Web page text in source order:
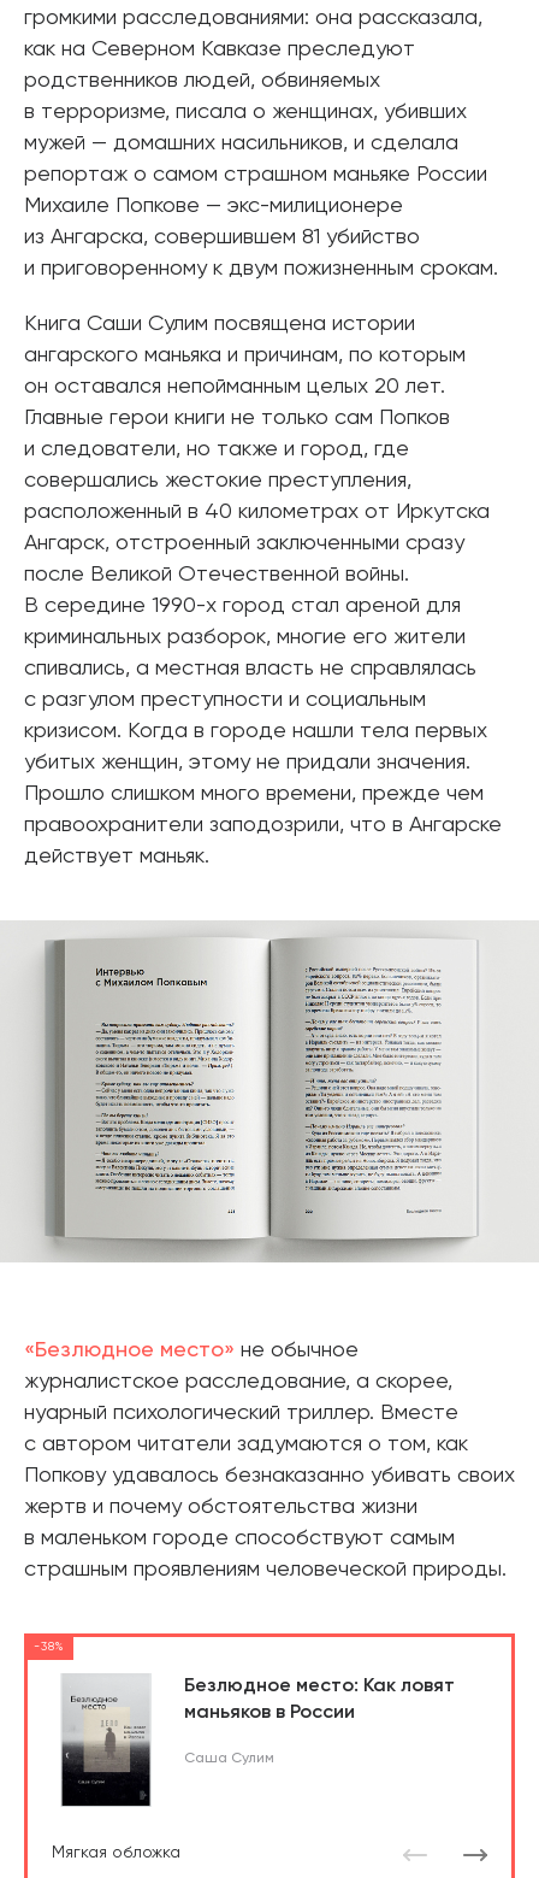
громкими расследованиями: она рассказала,
как на Северном Кавказе преследуют
родственников людей, обвиняемых
в терроризме, писала о женщинах, убивших
мужей — домашних насильников, и сделала
репортаж о самом страшном маньяке России
Михаиле Попкове — экс-милиционере
из Ангарска, совершившем 81 убийство
и приговоренному к двум пожизненным срокам.
Книга Саши Сулим посвящена истории
ангарского маньяка и причинам, по которым
он оставался непойманным целых 20 лет.
Главные герои книги не только сам Попков
и следователи, но также и город, где
совершались жестокие преступления,
расположенный в 40 километрах от Иркутска
Ангарск, отстроенный заключенными сразу
после Великой Отечественной войны.
В середине 1990-х город стал ареной для
криминальных разборок, многие его жители
спивались, а местная власть не справлялась
с разгулом преступности и социальным
кризисом. Когда в городе нашли тела первых
убитых женщин, этому не придали значения.
Прошло слишком много времени, прежде чем
правоохранители заподозрили, что в Ангарске
действует маньяк.
«Безлюдное место» не обычное
журналистское расследование, а скорее,
нуарный психологический триллер. Вместе
с автором читатели задумаются о том, как
Попкову удавалось безнаказанно убивать своих
жертв и почему обстоятельства жизни
в маленьком городе способствуют самым
страшным проявлениям человеческой природы.
-38%
Безлюдное место: Как ловят
маньяков в России
Саша Сулим
Мягкая обложка